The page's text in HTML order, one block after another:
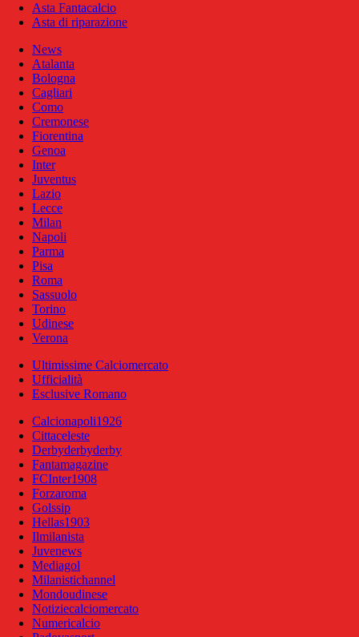
Asta Fantacalcio
Asta di riparazione
News
Atalanta
Bologna
Cagliari
Como
Cremonese
Fiorentina
Genoa
Inter
Juventus
Lazio
Lecce
Milan
Napoli
Parma
Pisa
Roma
Sassuolo
Torino
Udinese
Verona
Ultimissime Calciomercato
Ufficialità
Esclusive Romano
Calcionapoli1926
Cittaceleste
Derbyderbyderby
Fantamagazine
FCInter1908
Forzaroma
Golssip
Hellas1903
Ilmilanista
Juvenews
Mediagol
Milanistichannel
Mondoudinese
Notiziecalciomercato
Numericalcio